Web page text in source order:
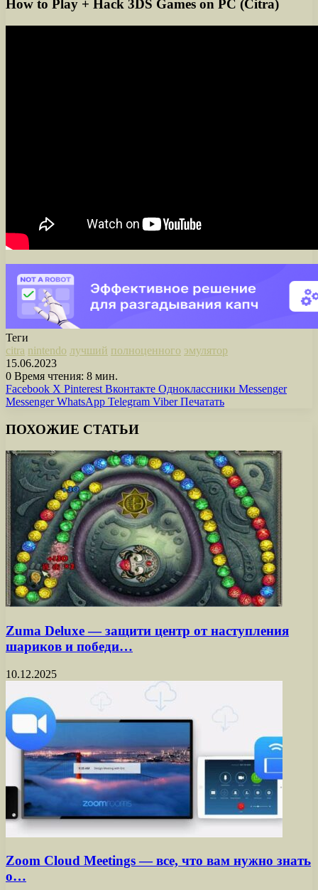
How to Play + Hack 3DS Games on PC (Citra)
Теги
citra nintendo лучший полноценного эмулятор
15.06.2023
0 Время чтения: 8 мин.
Facebook X Pinterest Вконтакте Одноклассники Messenger
Messenger WhatsApp Telegram Viber Печатать
ПОХОЖИЕ СТАТЬИ
Zuma Deluxe — защити центр от наступления
шариков и победи…
10.12.2025
Zoom Cloud Meetings — все, что вам нужно знать
о…